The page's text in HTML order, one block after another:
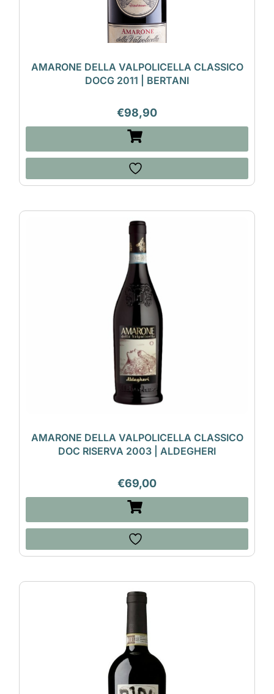
AMARONE DELLA VALPOLICELLA CLASSICO
DOCG 2011 | BERTANI
€98,90
AMARONE DELLA VALPOLICELLA CLASSICO
DOC RISERVA 2003 | ALDEGHERI
€69,00